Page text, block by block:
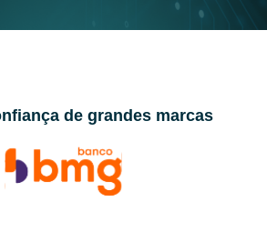
de grandes marcas